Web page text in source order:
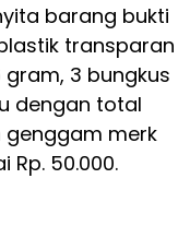
barang bukti
transparan
3 bungkus
dengan total
genggam merk
Rp. 50.000.